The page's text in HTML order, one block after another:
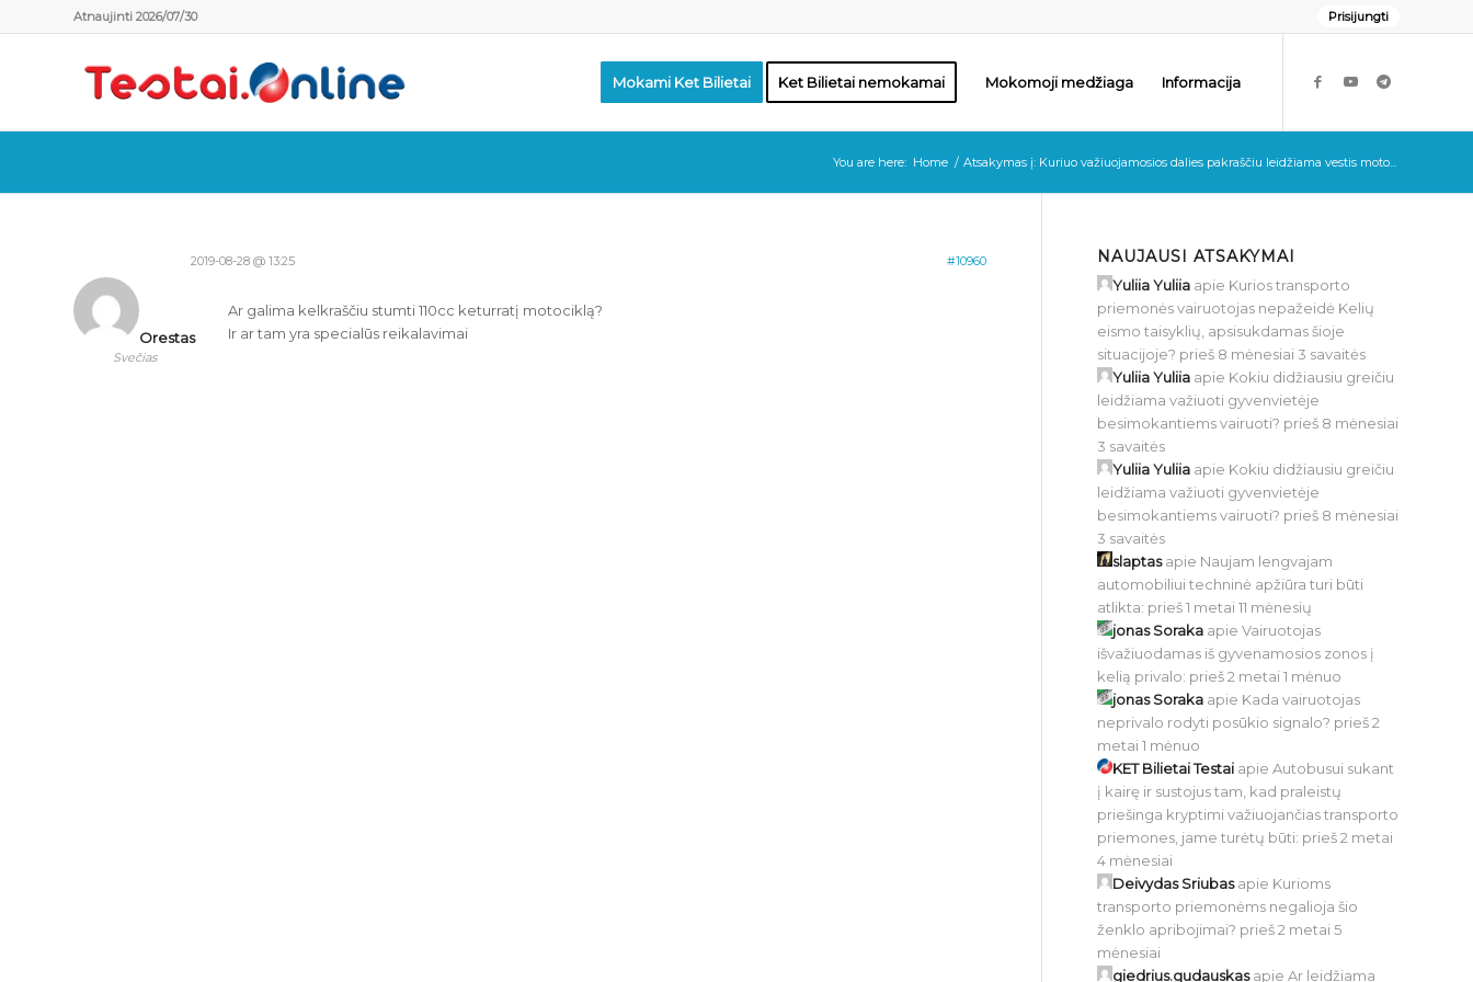
Prisijungti
Atnaujinti 2026/07/30
Mokami Ket Bilietai Ket Bilietai nemokamai Mokomoji medžiaga Informacija
You are here: Home / Atsakymas į: Kuriuo važiuojamosios dalies pakraščiu leidžiama vestis moto...
2019-08-28 @ 13:25 #10960
Orestas
Svečias
Ar galima kelkraščiu stumti 110cc keturratį motociklą?
Ir ar tam yra specialūs reikalavimai
NAUJAUSI ATSAKYMAI
Yuliia Yuliia apie Kurios transporto
priemonės vairuotojas nepažeidė Kelių
eismo taisyklių, apsisukdamas šioje
situacijoje? prieš 8 mėnesiai 3 savaitės
Yuliia Yuliia apie Kokiu didžiausiu greičiu
leidžiama važiuoti gyvenvietėje
besimokantiems vairuoti? prieš 8 mėnesiai
3 savaitės
Yuliia Yuliia apie Kokiu didžiausiu greičiu
leidžiama važiuoti gyvenvietėje
besimokantiems vairuoti? prieš 8 mėnesiai
3 savaitės
slaptasapie Naujam lengvajam
automobiliui techninė apžiūra turi būti
atlikta: prieš 1 metai 11 mėnesių
jonas Soraka apieVairuotojas
išvažiuodamas iš gyvenamosios zonos į
kelią privalo: prieš 2 metai 1 mėnuo
jonas Soraka apie Kada vairuotojas
neprivalo rodyti posūkio signalo? prieš 2
metai 1 mėnuo
KET Bilietai Testai apieAutobusui sukant
į kairę ir sustojus tam, kad praleistų
priešinga kryptimi važiuojančias transporto
priemones, jame turėtų būti: prieš 2 metai
4 mėnesiai
Deivydas Sriubasapie Kurioms
transporto priemonėms negalioja šio
ženklo apribojimai? prieš 2 metai 5
mėnesiai
giedrius.gudauskasapieAr leidžiama